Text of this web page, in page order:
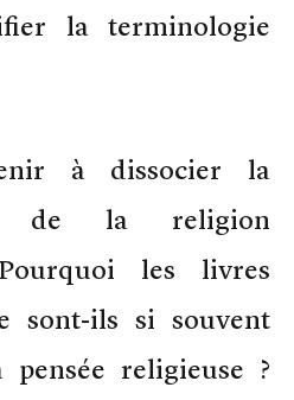
la terminologie
à dissocier la
de la religion
les livres
sont-ils si souvent
religieuse ?